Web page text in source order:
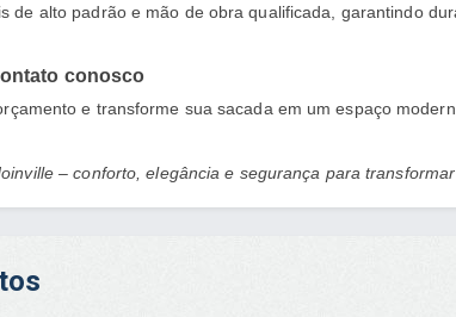
de alto padrão e mão de obra qualificada, garantindo
conosco
e transforme sua sacada em um espaço
– conforto, elegância e segurança para transformar